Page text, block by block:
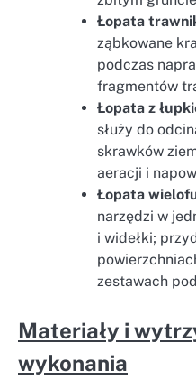
Łopata
ząbkowane
podczas
fragmentów
Łopata z
służy do
skrawków
aeracji i
Łopata
narzędzi w
i widełki;
zestawach
Materiały i
wykonania